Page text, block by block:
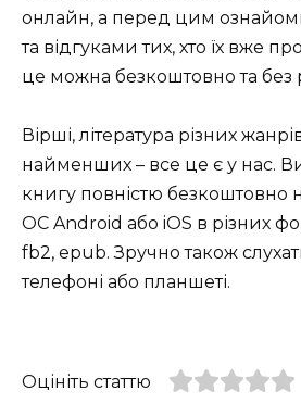
онлайн, а перед цим
та відгуками тих, хто їх вже
це можна безкоштовно та без
Вірші, література різних
найменших – все це є у нас.
книгу повністю безкоштовно
ОС Android або iOS в різних
fb2, epub. Зручно також
телефоні або планшеті.
Оцініть статтю